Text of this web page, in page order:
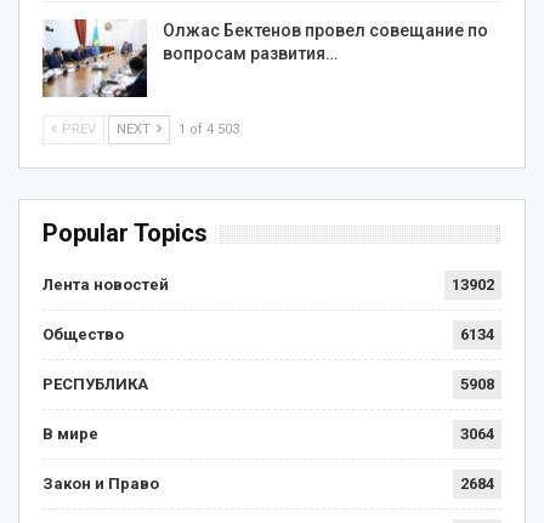
Олжас Бектенов провел совещание по
вопросам развития…
PREV NEXT 1 of 4 503
Popular Topics
Лента новостей 13902
Общество 6134
РЕСПУБЛИКА 5908
В мире 3064
Закон и Право 2684